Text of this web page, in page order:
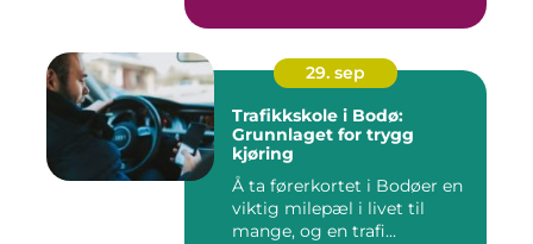
29. sep
Trafikkskole i Bodø:
Grunnlaget for trygg
kjøring
Å ta førerkortet i Bodøer en
viktig milepæl i livet til
mange, og en trafi...